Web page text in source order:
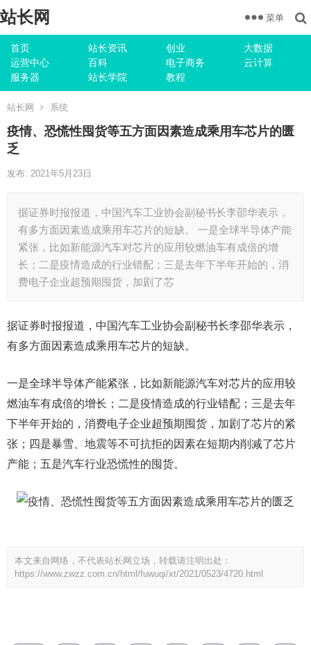
站长网
首页 站长资讯 创业
大数据
运营中心
百科 电子商务
云计算
服务器
站长学院 教程
菜单
站长网 系统
疫情、恐慌性囤货等五方面因素造成乘用车芯片的匮
乏
发布: 2021年5月23日
据证券时报报道，中国汽车工业协会副秘书长李邵华表示，
有多方面因素造成乘用车芯片的短缺。 一是全球半导体产能
紧张，比如新能源汽车对芯片的应用较燃油车有成倍的增
长；二是疫情造成的行业错配；三是去年下半年开始的，消
费电子企业超预期囤货，加剧了芯
据证券时报报道，中国汽车工业协会副秘书长李邵华表示，
有多方面因素造成乘用车芯片的短缺。
一是全球半导体产能紧张，比如新能源汽车对芯片的应用较
燃油车有成倍的增长；二是疫情造成的行业错配；三是去年
下半年开始的，消费电子企业超预期囤货，加剧了芯片的紧
张；四是暴雪、地震等不可抗拒的因素在短期内削减了芯片
产能；五是汽车行业恐慌性的囤货。
本文来自网络，不代表站长网立场，转载请注明出处：
https://www.zwzz.com.cn/html/fuwuqi/xt/2021/0523/4720.html